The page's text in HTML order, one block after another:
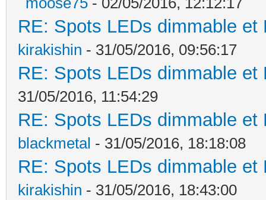
RE: Spots LEDs dimmable
kirakishin - 31/05/2016, 09:56:17
RE: Spots LEDs dimmable
31/05/2016, 11:54:29
RE: Spots LEDs dimmable
blackmetal - 31/05/2016, 18:18:08
RE: Spots LEDs dimmable
kirakishin - 31/05/2016, 18:43:00